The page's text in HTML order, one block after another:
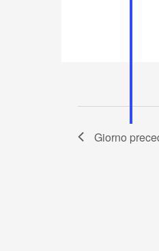
Giorno